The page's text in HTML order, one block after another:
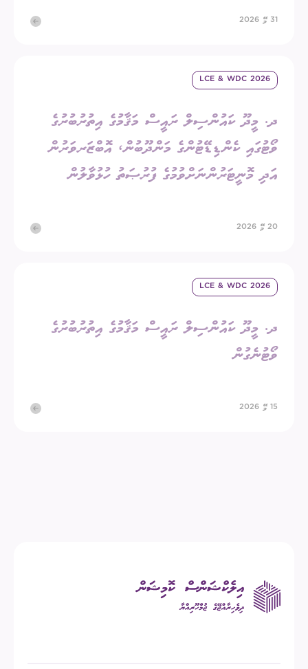
31 މޭ 2026
LCE & WDC 2026
ދ. މީދޫ ކައުންސިލް ރައީސް މަޤާމުގެ އިތުރުބުރުގެ
ވޯޓުގައި ކެންޑިޑޭޓުންގެ މަންދޫބުން، އޮބްޒަރވަރުން
އަދި މޮނީޓަރުންނަށްވުމުގެ ފުރުޞަތު ހުޅުވާލުން
20 މޭ 2026
LCE & WDC 2026
ދ. މީދޫ ކައުންސިލް ރައީސް މަޤާމުގެ އިތުރުބުރުގެ
ވޯޓުނެގުން
15 މޭ 2026